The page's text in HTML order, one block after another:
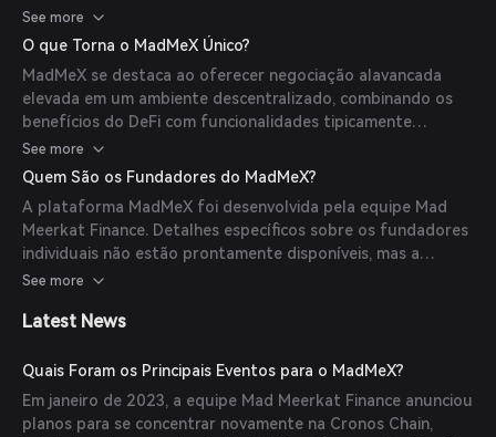
contratos inteligentes para gerenciar as operações,
garantindo transparência e segurança. Os usuários também
podem participar como provedores de liquidez adquirindo
tokens MadMex Liquidity Provider (MLP), que representam
uma cesta das principais criptomoedas e ganham uma parte
das taxas de negociação da plataforma.
See more
O que Torna o MadMeX Único?
MadMeX se destaca ao oferecer negociação alavancada
elevada em um ambiente descentralizado, combinando os
benefícios do DeFi com funcionalidades tipicamente
encontradas em exchanges centralizadas. As principais
características incluem uma interface amigável, a
um sistema de reembolso que recompensa os usuários com
USDC por apostar tokens MMF.
See more
Quem São os Fundadores do MadMeX?
A plataforma MadMeX foi desenvolvida pela equipe Mad
Meerkat Finance. Detalhes específicos sobre os fundadores
individuais não estão prontamente disponíveis, mas a
equipe é conhecida pelo seu engajamento ativo no espaço
financeiros inovadores.
See more
Latest News
Quais Foram os Principais Eventos para o MadMeX?
Em janeiro de 2023, a equipe Mad Meerkat Finance anunciou
planos para se concentrar novamente na Cronos Chain,